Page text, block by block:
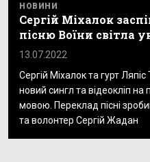
НОВИНИ
Сергій Міхалок
пісню Воїни світла
13.07.2022
Сергій Міхалок та гурт
новий сингл та відеокліп на
мовою. Переклад пісні
та волонтер Сергій Жадан